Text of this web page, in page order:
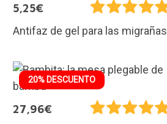
5,25€
Antifaz de gel para las migrañas
20% DESCUENTO
27,96€